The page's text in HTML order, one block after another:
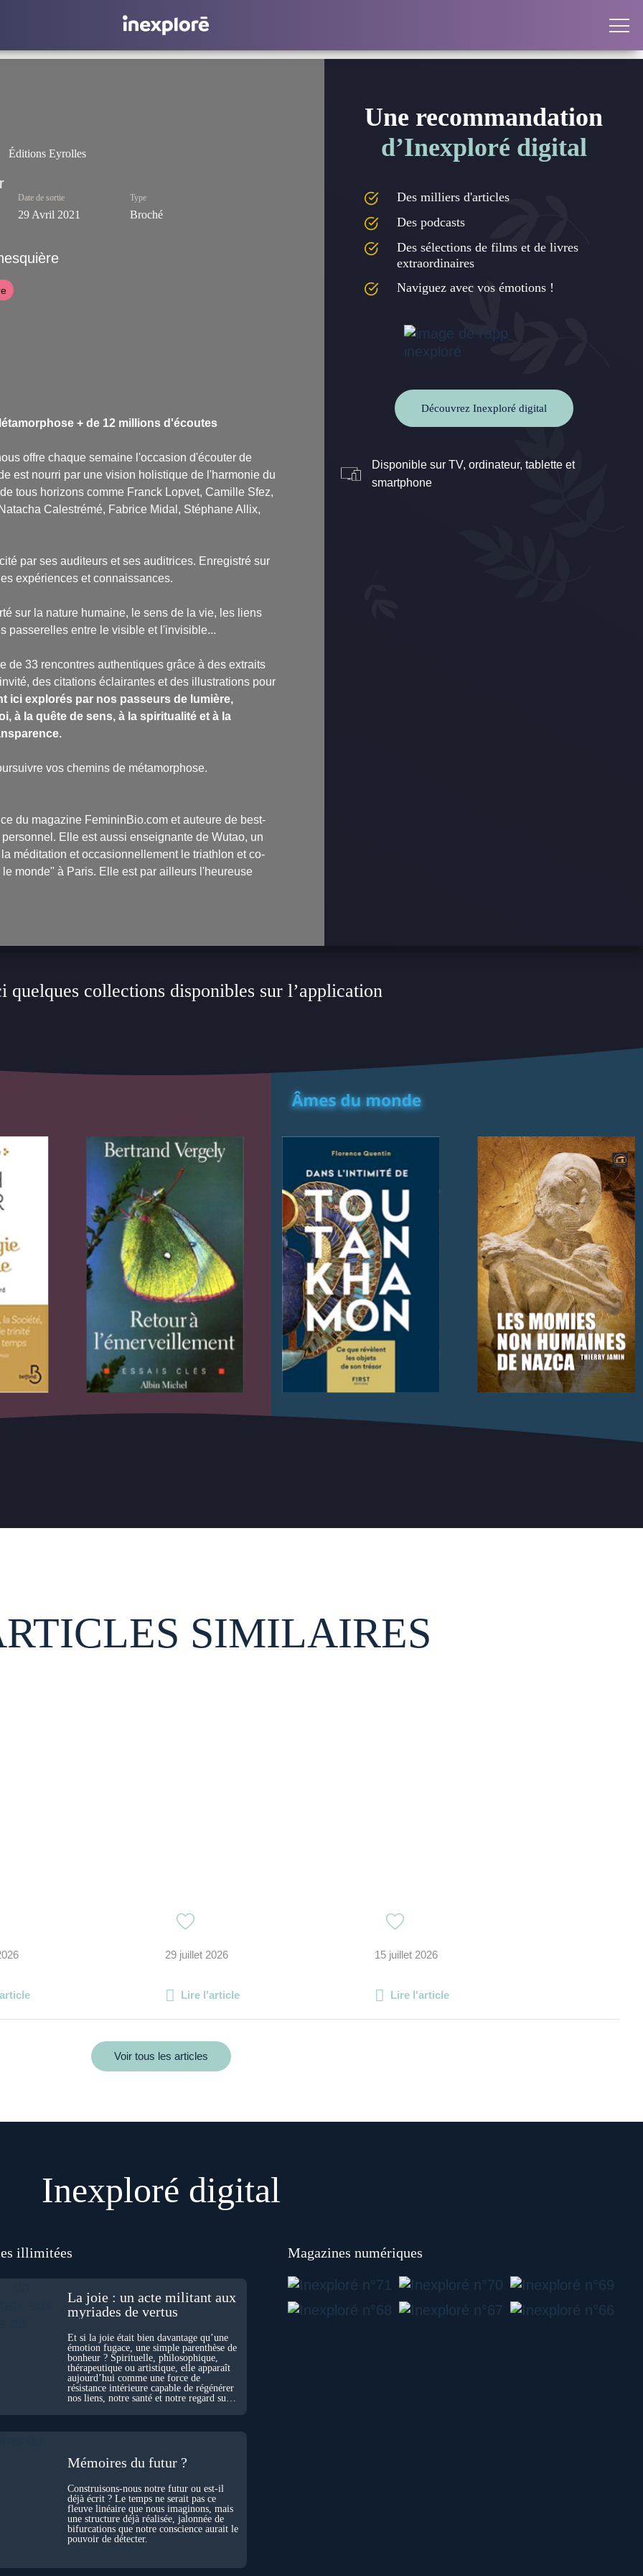
Éditions Eyrolles
Date de sortie
29 Avril 2021
Type
Broché
+ de 12 millions d'écoutes
offre chaque semaine l'occasion d'écouter de
est nourri par une vision holistique de l'harmonie du
tous horizons comme Franck Lopvet, Camille Sfez,
Calestrémé, Fabrice Midal, Stéphane Allix,
par ses auditeurs et ses auditrices. Enregistré sur
expériences et connaissances.
sur la nature humaine, le sens de la vie, les liens
passerelles entre le visible et l'invisible...
de 33 rencontres authentiques grâce à des extraits
des citations éclairantes et des illustrations pour
ici explorés par nos passeurs de lumière,
à la quête de sens, à la spiritualité et à la
vos chemins de métamorphose.
du magazine FemininBio.com et auteure de best-
Elle est aussi enseignante de Wutao, un
méditation et occasionnellement le triathlon et co-
monde" à Paris. Elle est par ailleurs l'heureuse
Une recommandation
d’Inexploré digital
Des milliers d'articles
Des podcasts
Des sélections de films et de livres
extraordinaires
Naviguez avec vos émotions !
Découvrez Inexploré digital
Disponible sur TV, ordinateur, tablette et
smartphone
quelques collections disponibles sur l’application
SIMILAIRES
29 juillet 2026
Lire l'article
15 juillet 2026
Lire l'article
Voir tous les articles
Inexploré digital
illimitées
La joie : un acte militant aux
myriades de vertus
Et si la joie était bien davantage qu’une
émotion fugace, une simple parenthèse de
bonheur ? Spirituelle, philosophique,
thérapeutique ou artistique, elle apparaît
aujourd’hui comme une force de
résistance intérieure capable de régénérer
nos liens, notre santé et notre regard sur
Mémoires du futur ?
Construisons-nous notre futur ou est-il
déjà écrit ? Le temps ne serait pas ce
fleuve linéaire que nous imaginons, mais
une structure déjà réalisée, jalonnée de
bifurcations que notre conscience aurait le
pouvoir de détecter.
Magazines numériques